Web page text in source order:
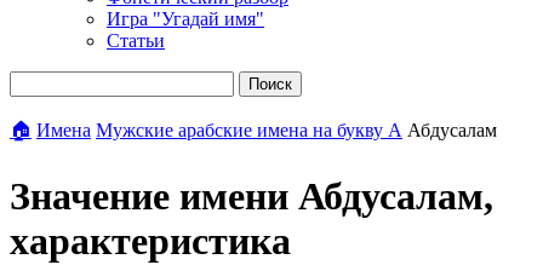
Игра "Угадай имя"
Статьи
Поиск
🏠 Имена Мужские арабские имена на букву А Абдусалам
Значение имени Абдусалам,
характеристика